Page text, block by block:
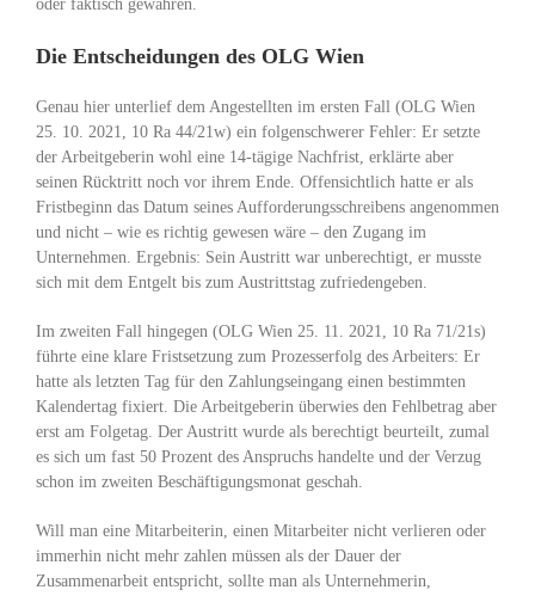
oder faktisch gewähren.
Die Entscheidungen des OLG Wien
Genau hier unterlief dem Angestellten im ersten Fall (OLG Wien
25. 10. 2021, 10 Ra 44/21w) ein folgenschwerer Fehler: Er setzte
der Arbeitgeberin wohl eine 14-tägige Nachfrist, erklärte aber
seinen Rücktritt noch vor ihrem Ende. Offensichtlich hatte er als
Fristbeginn das Datum seines Aufforderungsschreibens angenommen
und nicht – wie es richtig gewesen wäre – den Zugang im
Unternehmen. Ergebnis: Sein Austritt war unberechtigt, er musste
sich mit dem Entgelt bis zum Austrittstag zufriedengeben.
Im zweiten Fall hingegen (OLG Wien 25. 11. 2021, 10 Ra 71/21s)
führte eine klare Fristsetzung zum Prozesserfolg des Arbeiters: Er
hatte als letzten Tag für den Zahlungseingang einen bestimmten
Kalendertag fixiert. Die Arbeitgeberin überwies den Fehlbetrag aber
erst am Folgetag. Der Austritt wurde als berechtigt beurteilt, zumal
es sich um fast 50 Prozent des Anspruchs handelte und der Verzug
schon im zweiten Beschäftigungsmonat geschah.
Will man eine Mitarbeiterin, einen Mitarbeiter nicht verlieren oder
immerhin nicht mehr zahlen müssen als der Dauer der
Zusammenarbeit entspricht, sollte man als Unternehmerin,